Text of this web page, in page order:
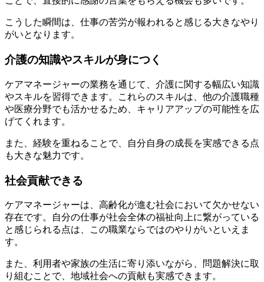
こうした瞬間は、仕事の苦労が報われると感じる大きなやり
がいとなります。
介護の知識やスキルが身につく
ケアマネージャーの業務を通じて、介護に関する幅広い知識
やスキルを習得できます。これらのスキルは、他の介護職種
や医療分野でも活かせるため、キャリアアップの可能性を広
げてくれます。
また、経験を重ねることで、自分自身の成長を実感できる点
も大きな魅力です。
社会貢献できる
ケアマネージャーは、高齢化が進む社会において欠かせない
存在です。自分の仕事が社会全体の福祉向上に繋がっている
と感じられる点は、この職業ならではのやりがいといえま
す。
また、利用者や家族の生活に寄り添いながら、問題解決に取
り組むことで、地域社会への貢献も実感できます。